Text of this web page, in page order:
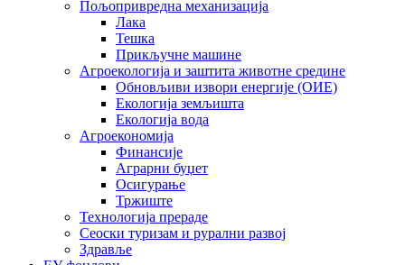
Пољопривредна механизација
Лака
Тешка
Прикључне машине
Агроекологија и заштита животне средине
Обновљиви извори енергије (ОИЕ)
Екологија земљишта
Екологија вода
Агроекономија
Финансије
Аграрни буџет
Осигурање
Тржиште
Технологија прераде
Сеоски туризам и рурални развој
Здравље